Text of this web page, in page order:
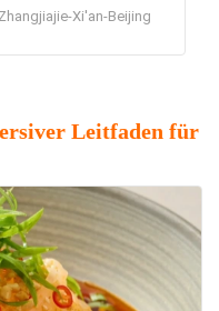
Xi'an-Beijing
Leitfaden für